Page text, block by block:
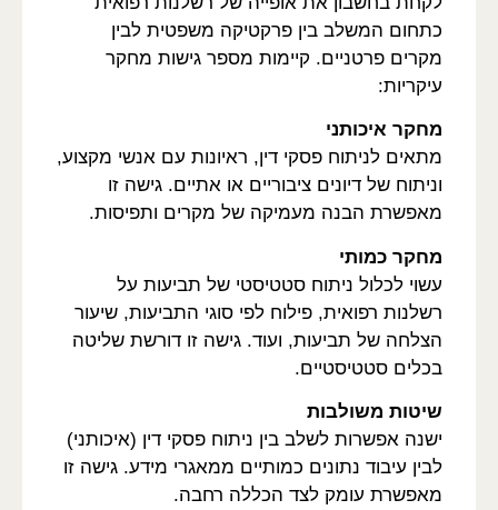
כתחום המשלב בין פרקטיקה משפטית לבין
מקרים פרטניים. קיימות מספר גישות מחקר
עיקריות:
מחקר איכותני
מתאים לניתוח פסקי דין, ראיונות עם אנשי מקצוע,
וניתוח של דיונים ציבוריים או אתיים. גישה זו
מאפשרת הבנה מעמיקה של מקרים ותפיסות.
מחקר כמותי
עשוי לכלול ניתוח סטטיסטי של תביעות על
רשלנות רפואית, פילוח לפי סוגי התביעות, שיעור
הצלחה של תביעות, ועוד. גישה זו דורשת שליטה
בכלים סטטיסטיים.
שיטות משולבות
ישנה אפשרות לשלב בין ניתוח פסקי דין (איכותני)
לבין עיבוד נתונים כמותיים ממאגרי מידע. גישה זו
מאפשרת עומק לצד הכללה רחבה.